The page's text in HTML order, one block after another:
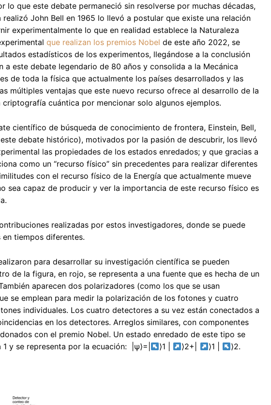
que este debate permaneció sin resolverse por muchas décadas,
John Bell en 1965 lo llevó a postular que existe una relación
experimentalmente lo que en realidad establece la Naturaleza
que realizan los premios Nobel de este año 2022, se
estadísticos de los experimentos, llegándose a la conclusión
este debate legendario de 80 años y consolida a la Mecánica
de toda la física que actualmente los países desarrollados y las
múltiples ventajas que este nuevo recurso ofrece al desarrollo de la
cuántica por mencionar solo algunos ejemplos.
científico de búsqueda de conocimiento de frontera, Einstein, Bell,
debate histórico), motivados por la pasión de descubrir, los llevó
las propiedades de los estados enredados; y que gracias a
como un “recurso físico” sin precedentes para realizar diferentes
con el recurso físico de la Energía que actualmente mueve
sea capaz de producir y ver la importancia de este recurso físico es
realizadas por estos investigadores, donde se puede
tiempos diferentes.
para desarrollar su investigación científica se pueden
de la figura, en rojo, se representa a una fuente que es hecha de un
aparecen dos polarizadores (como los que se usan
se emplean para medir la polarización de los fotones y cuatro
individuales. Los cuatro detectores a su vez están conectados a
en los detectores. Arreglos similares, con componentes
con el premio Nobel. Un estado enredado de este tipo se
y se representa por la ecuación: |ψ⟩=|
⟩1 | ⟩2+| ⟩1 | ⟩2.